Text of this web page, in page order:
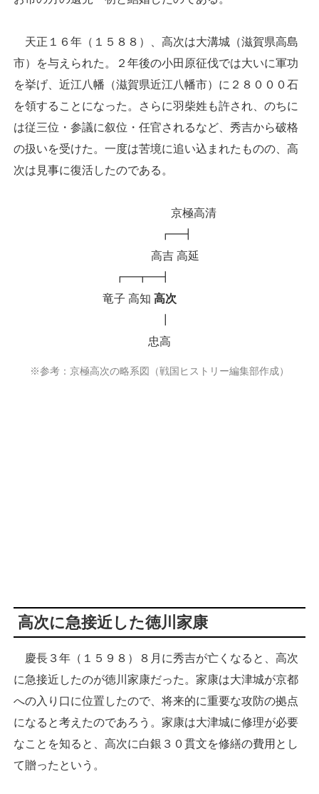
天正１６年（１５８８）、高次は大溝城（滋賀県高島
市）を与えられた。２年後の小田原征伐では大いに軍功
を挙げ、近江八幡（滋賀県近江八幡市）に２８０００石
を領することになった。さらに羽柴姓も許され、のちに
は従三位・参議に叙位・任官されるなど、秀吉から破格
の扱いを受けた。一度は苦境に追い込まれたものの、高
次は見事に復活したのである。
京極高清
┏━┫
高吉 高延
┏━┳━┫
竜子 高知 高次
忠高
※参考：京極高次の略系図（戦国ヒストリー編集部作成）
高次に急接近した徳川家康
慶長３年（１５９８）８月に秀吉が亡くなると、高次
に急接近したのが徳川家康だった。家康は大津城が京都
への入り口に位置したので、将来的に重要な攻防の拠点
になると考えたのであろう。家康は大津城に修理が必要
なことを知ると、高次に白銀３０貫文を修繕の費用とし
て贈ったという。